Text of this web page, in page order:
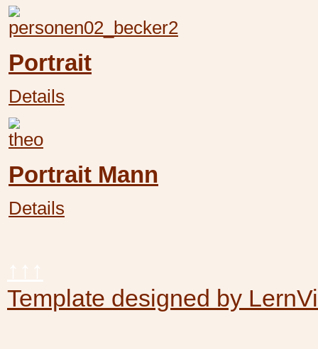
Portrait
Details
Portrait Mann
Details
Template designed by